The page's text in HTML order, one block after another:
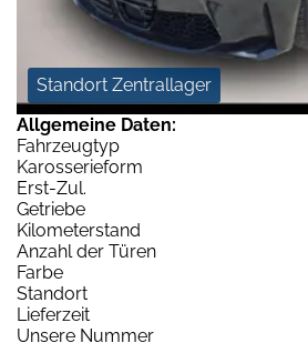
Standort Zentrallager
Allgemeine Daten:
Fahrzeugtyp
Karosserieform
Erst-Zul.
Getriebe
Kilometerstand
Anzahl der Türen
Farbe
Standort
Lieferzeit
Unsere Nummer